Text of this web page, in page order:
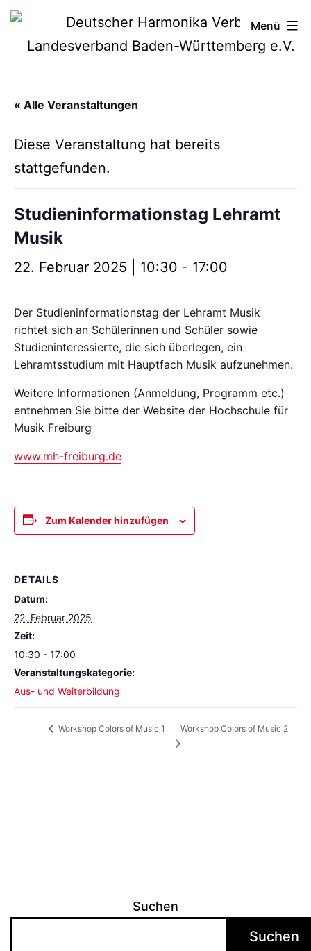
Zum
Deutscher
Harmonika-
Menü
« Alle Veranstaltungen
Diese Veranstaltung hat bereits
stattgefunden.
Studieninformationstag Lehramt
Musik
22. Februar 2025 | 10:30 - 17:00
Der Studieninformationstag der Lehramt Musik
richtet sich an Schülerinnen und Schüler sowie
Studieninteressierte, die sich überlegen, ein
Lehramtsstudium mit Hauptfach Musik aufzunehmen.
Weitere Informationen (Anmeldung, Programm etc.)
entnehmen Sie bitte der Website der Hochschule für
Musik Freiburg
www.mh-freiburg.de
Zum Kalender hinzufügen
DETAILS
Datum:
22. Februar 2025
Zeit:
10:30 - 17:00
Veranstaltungskategorie:
Aus- und Weiterbildung
Workshop Colors of Music 1 Workshop Colors of Music 2
Suchen
Suchen